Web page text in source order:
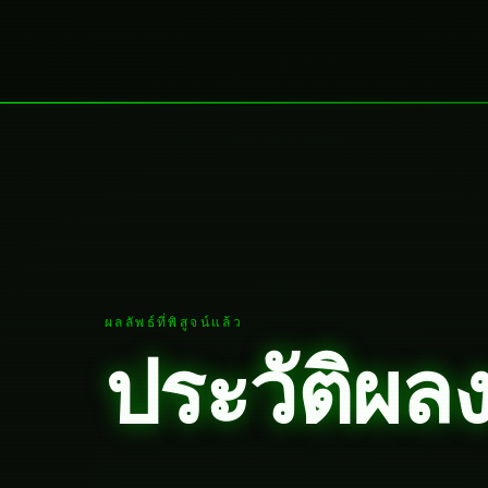
ผลลัพธ์ที่พิสูจน์แล้ว
ประวัติผล